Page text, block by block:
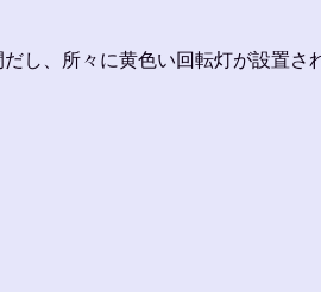
し、所々に黄色い回転灯が設置さ